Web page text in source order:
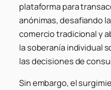
plataforma para
anónimas, desafiando
comercio tradicional y
la soberanía individual
las decisiones de
Sin embargo, el